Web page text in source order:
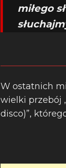
miłego
W ostatnich
wielki przebój
disco)”,